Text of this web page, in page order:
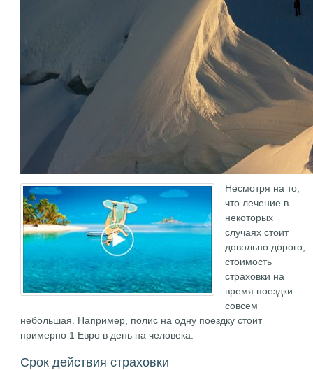
Несмотря на то,
что лечение в
некоторых
случаях стоит
довольно дорого,
стоимость
страховки на
время поездки
совсем
небольшая. Например, полис на одну поездку стоит
примерно 1 Евро в день на человека.
Срок действия страховки